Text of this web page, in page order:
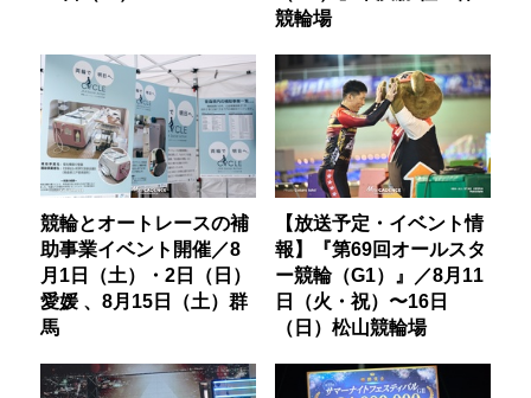
競輪場
競輪とオートレースの補
助事業イベント開催／8
月1日（土）・2日（日）
愛媛 、8月15日（土）群
馬
【放送予定・イベント情
報】『第69回オールスタ
ー競輪（G1）』／8月11
日（火・祝）〜16日
（日）松山競輪場